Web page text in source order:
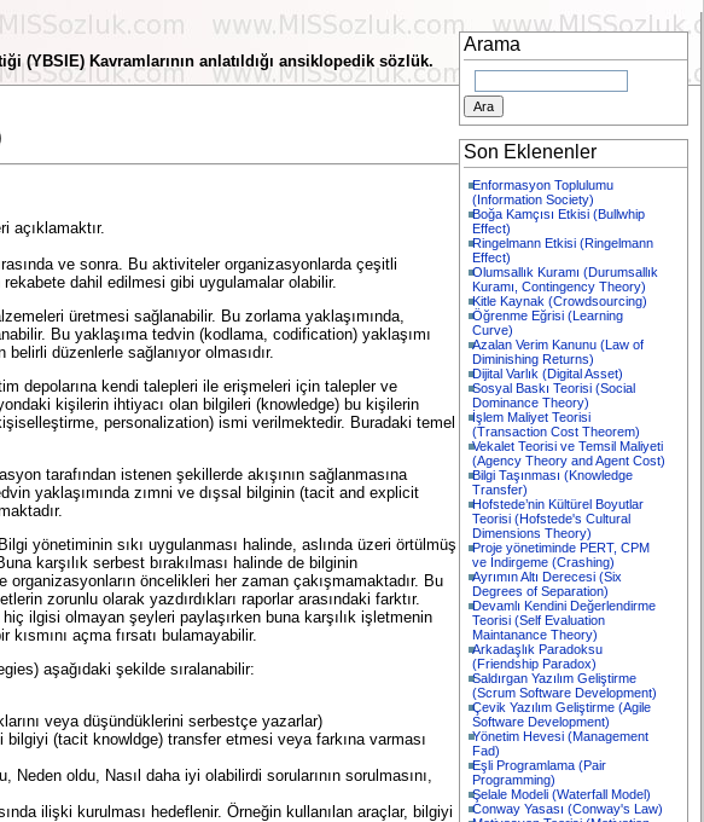
Kavramlarının anlatıldığı ansiklopedik sözlük.
Arama
Arama:
Son Eklenenler
Enformasyon Toplulumu
(Information Society)
Boğa Kamçısı Etkisi (Bullwhip
Effect)
Ringelmann Etkisi (Ringelmann
Effect)
Olumsallık Kuramı (Durumsallık
Kuramı, Contingency Theory)
Kitle Kaynak (Crowdsourcing)
Öğrenme Eğrisi (Learning
Curve)
Azalan Verim Kanunu (Law of
Diminishing Returns)
Dijital Varlık (Digital Asset)
Sosyal Baskı Teorisi (Social
Dominance Theory)
İşlem Maliyet Teorisi
(Transaction Cost Theorem)
Vekalet Teorisi ve Temsil Maliyeti
(Agency Theory and Agent Cost)
Bilgi Taşınması (Knowledge
Transfer)
Hofstede’nin Kültürel Boyutlar
Teorisi (Hofstede's Cultural
Dimensions Theory)
Proje yönetiminde PERT, CPM
ve İndirgeme (Crashing)
Ayrımın Altı Derecesi (Six
Degrees of Separation)
Devamlı Kendini Değerlendirme
Teorisi (Self Evaluation
Maintanance Theory)
Arkadaşlık Paradoksu
(Friendship Paradox)
Saldırgan Yazılım Geliştirme
(Scrum Software Development)
Çevik Yazılım Geliştirme (Agile
Software Development)
Yönetim Hevesi (Management
Fad)
Eşli Programlama (Pair
Programming)
Şelale Modeli (Waterfall Model)
Conway Yasası (Conway's Law)
açıklamaktır.
ve sonra. Bu aktiviteler organizasyonlarda çeşitli
dahil edilmesi gibi uygulamalar olabilir.
üretmesi sağlanabilir. Bu zorlama yaklaşımında,
Bu yaklaşıma tedvin (kodlama, codification) yaklaşımı
düzenlerle sağlanıyor olmasıdır.
depolarına kendi talepleri ile erişmeleri için talepler ve
kişilerin ihtiyacı olan bilgileri (knowledge) bu kişilerin
personalization) ismi verilmektedir. Buradaki temel
tarafından istenen şekillerde akışının sağlanmasına
yaklaşımında zımni ve dışsal bilginin (tacit and explicit
yönetiminin sıkı uygulanması halinde, aslında üzeri örtülmüş
karşılık serbest bırakılması halinde de bilginin
öncelikleri her zaman çakışmamaktadır. Bu
zorunlu olarak yazdırdıkları raporlar arasındaki farktır.
ilgisi olmayan şeyleri paylaşırken buna karşılık işletmenin
açma fırsatı bulamayabilir.
aşağıdaki şekilde sıralanabilir:
veya düşündüklerini serbestçe yazarlar)
(tacit knowldge) transfer etmesi veya farkına varması
oldu, Nasıl daha iyi olabilirdi sorularının sorulmasını,
ilişki kurulması hedeflenir. Örneğin kullanılan araçlar, bilgiyi